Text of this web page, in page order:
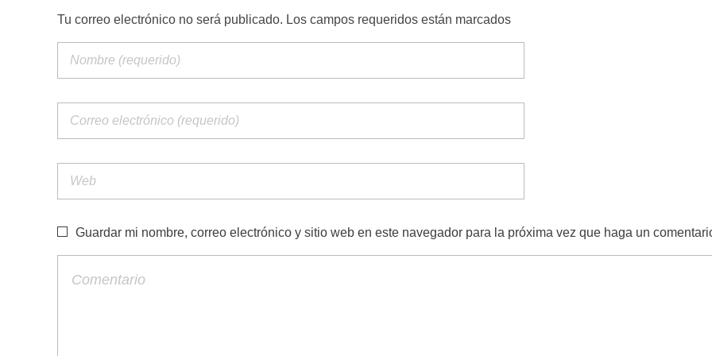
Tu correo electrónico no será publicado. Los campos requeridos están marcados
Guardar mi nombre, correo electrónico y sitio web en este navegador para la próxima vez que haga un